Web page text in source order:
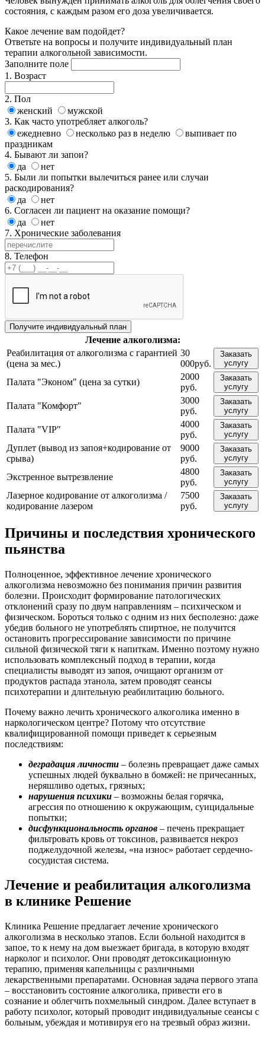
состояния, с каждым разом его доза увеличивается.
Какое лечение вам подойдет?
Ответьте на вопросы и получите индивидуальный план
терапии алкогольной зависимости.
Заполните поле
1. Возраст
2. Пол
женский
мужской
3. Как часто употребляет алкоголь?
ежедневно
несколько раз в неделю
выпивает по
праздникам
4. Бывают ли запои?
да
нет
5. Были ли попытки вылечиться ранее или случаи
раскодирования?
да
нет
6. Согласен ли пациент на оказание помощи?
да
нет
7. Хронические заболевания
8. Телефон
Лечение алкоголизма:
Реабилитация от алкоголизма с гарантией
(цена за мес.)
30
000руб.
Заказать
услугу
Палата "Эконом" (цена за сутки)
2000
руб.
Заказать
услугу
Палата "Комфорт"
3000
руб.
Заказать
услугу
Палата "VIP"
4000
руб.
Заказать
услугу
Дуплет (вывод из запоя+кодирование от
срыва)
9000
руб.
Заказать
услугу
Экстренное вытрезвление
4800
руб.
Заказать
услугу
Лазерное кодирование от алкоголизма /
кодирование лазером
7500
руб.
Заказать
услугу
Причины и последствия хронического
пьянства
Полноценное, эффективное лечение хронического
алкоголизма невозможно без понимания причин развития
болезни. Происходит формирование патологических
отклонений сразу по двум направлениям – психическом и
физическом. Бороться только с одним из них бесполезно: даже
убедив больного не употреблять спиртное, не получится
остановить прогрессирование зависимости по причине
сильной физической тяги к напиткам. Именно поэтому нужно
использовать комплексный подход в терапии, когда
специалисты выводят из запоя, очищают организм от
продуктов распада этанола, затем проводят сеансы
психотерапии и длительную реабилитацию больного.
Почему важно лечить хронического алкоголика именно в
наркологическом центре? Потому что отсутствие
квалифицированной помощи приведет к серьезным
последствиям:
деградация личности – болезнь превращает даже самых
успешных людей буквально в бомжей: не причесанных,
неряшливо одетых, грязных;
нарушения психики – возможны белая горячка,
агрессия по отношению к окружающим, суицидальные
попытки;
дисфункциональность органов – печень прекращает
фильтровать кровь от токсинов, развивается некроз
поджелудочной железы, «на износ» работает сердечно-
сосудистая система.
Лечение и реабилитация алкоголизма
в клинике Решение
Клиника Решение предлагает лечение хронического
алкоголизма в несколько этапов. Если больной находится в
запое, то к нему на дом выезжает бригада, в которую входят
нарколог и психолог. Они проводят детоксикационную
терапию, применяя капельницы с различными
лекарственными препаратами. Основная задача первого этапа
– восстановить состояние алкоголика, привести его в
сознание и облегчить похмельный синдром. Далее вступает в
работу психолог, который проводит индивидуальные сеансы с
больным, убеждая и мотивируя его на трезвый образ жизни.